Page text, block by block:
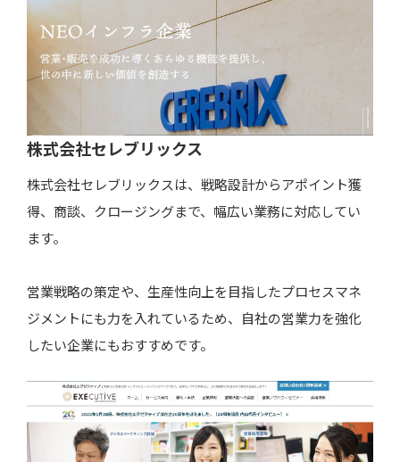
株式会社セレブリックス
株式会社セレブリックスは、戦略設計からアポイント獲
得、商談、クロージングまで、幅広い業務に対応してい
ます。
営業戦略の策定や、生産性向上を目指したプロセスマネ
ジメントにも力を入れているため、自社の営業力を強化
したい企業にもおすすめです。